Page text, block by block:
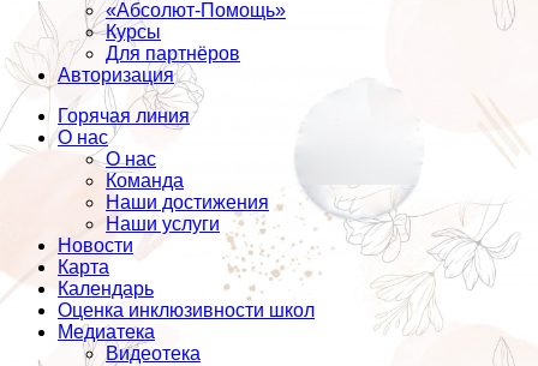
«Абсолют-Помощь»
Курсы
Для партнёров
Авторизация
Горячая линия
О нас
О нас
Команда
Наши достижения
Наши услуги
Новости
Карта
Календарь
Оценка инклюзивности школ
Медиатека
Видеотека